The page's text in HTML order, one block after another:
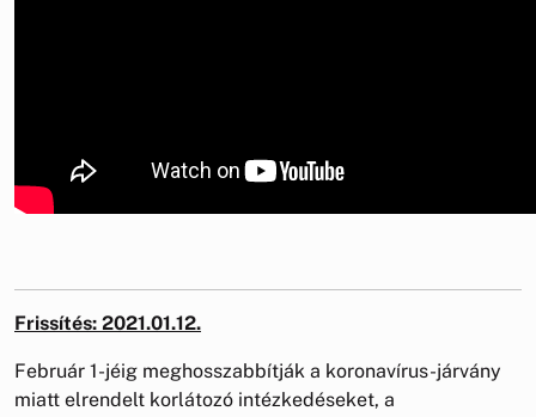
Frissítés: 2021.01.12.
Február 1-jéig meghosszabbítják a koronavírus-járvány
miatt elrendelt korlátozó intézkedéseket, a